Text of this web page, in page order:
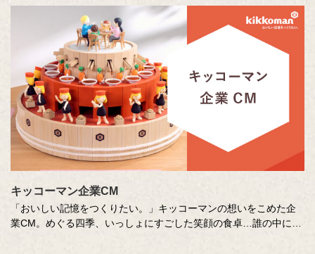
キッコーマン企業CM
「おいしい記憶をつくりたい。」キッコーマンの想いをこめた企
業CM。めぐる四季、いっしょにすごした笑顔の食卓…誰の中にも